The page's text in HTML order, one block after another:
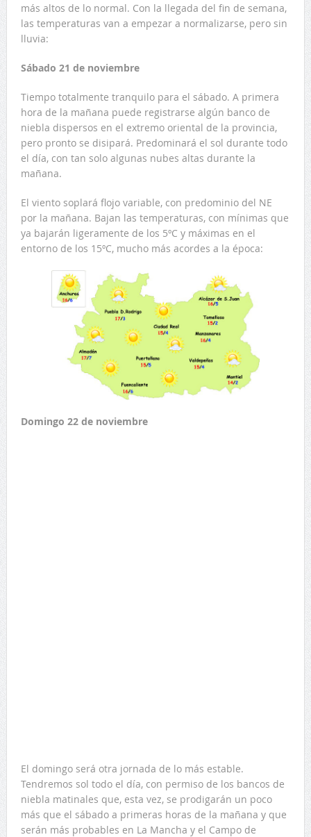
más altos de lo normal. Con la llegada del fin de semana,
las temperaturas van a empezar a normalizarse, pero sin
lluvia:
Sábado 21 de noviembre
Tiempo totalmente tranquilo para el sábado. A primera
hora de la mañana puede registrarse algún banco de
niebla dispersos en el extremo oriental de la provincia,
pero pronto se disipará. Predominará el sol durante todo
el día, con tan solo algunas nubes altas durante la
mañana.
El viento soplará flojo variable, con predominio del NE
por la mañana. Bajan las temperaturas, con mínimas que
ya bajarán ligeramente de los 5ºC y máximas en el
entorno de los 15ºC, mucho más acordes a la época:
Domingo 22 de noviembre
El domingo será otra jornada de lo más estable.
Tendremos sol todo el día, con permiso de los bancos de
niebla matinales que, esta vez, se prodigarán un poco
más que el sábado a primeras horas de la mañana y que
serán más probables en La Mancha y el Campo de